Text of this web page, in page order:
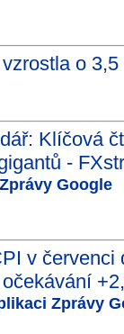
o
Klíčová
-
Google
v
Zprávy